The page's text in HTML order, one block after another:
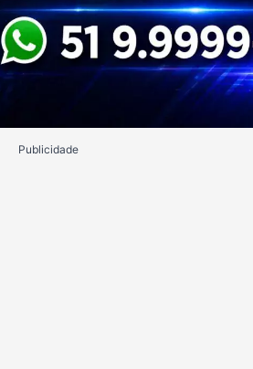
Publicidade